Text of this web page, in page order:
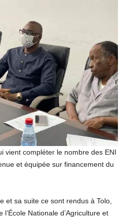
vient compléter le nombre des ENI
et équipée sur financement du
et sa suite ce sont rendus à Tolo,
Nationale d’Agriculture et